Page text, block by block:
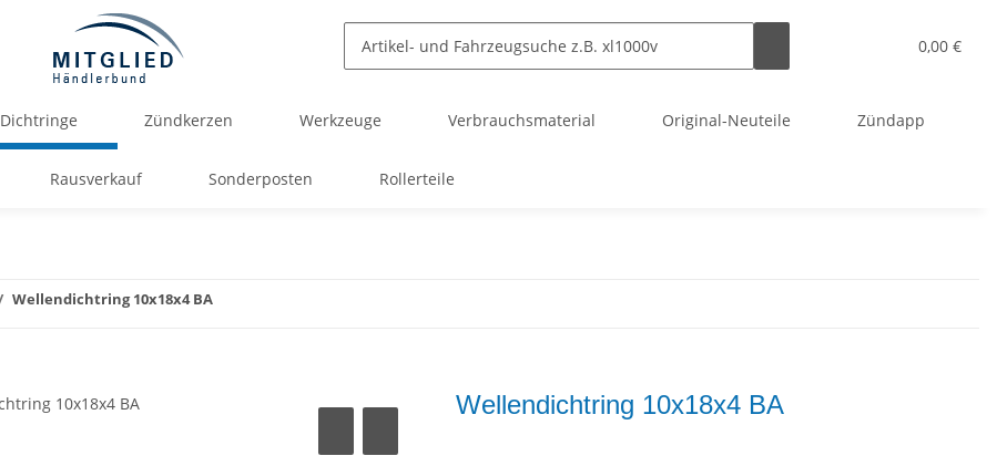
0,00 €
Dichtringe Zündkerzen Werkzeuge Verbrauchsmaterial Original-Neuteile Zündapp
Rausverkauf Sonderposten Rollerteile
Wellendichtring 10x18x4 BA
Wellendichtring 10x18x4 BA